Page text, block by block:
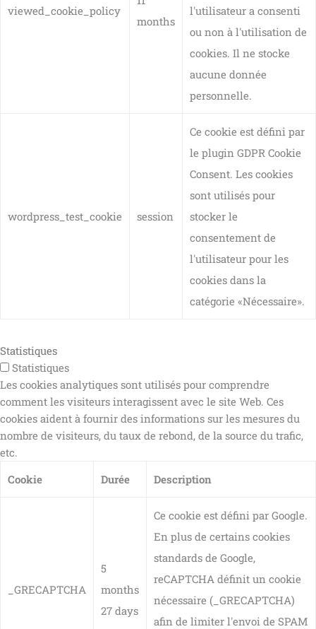
viewed_cookie_policy
months
l'utilisateur a consenti
ou non à l'utilisation de
cookies. Il ne stocke
aucune donnée
personnelle.
wordpress_test_cookie session
Ce cookie est défini par
le plugin GDPR Cookie
Consent. Les cookies
sont utilisés pour
stocker le
consentement de
l'utilisateur pour les
cookies dans la
catégorie «Nécessaire».
Statistiques
Statistiques
Les cookies analytiques sont utilisés pour comprendre
comment les visiteurs interagissent avec le site Web. Ces
cookies aident à fournir des informations sur les mesures du
nombre de visiteurs, du taux de rebond, de la source du trafic,
etc.
Cookie
Durée Description
_GRECAPTCHA
5
months
27 days
Ce cookie est défini par Google.
En plus de certains cookies
standards de Google,
reCAPTCHA définit un cookie
nécessaire (_GRECAPTCHA)
afin de limiter l'envoi de SPAM